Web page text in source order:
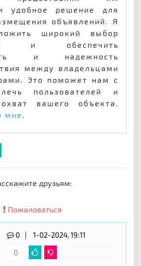
удобное решение для
объявлений. Я
широкий выбор
и обеспечить
и надежность
между владельцами
Это поможет нам с
пользователей и
вашего объекта.
мне .
друзьям:
Пожаловаться
0
1-02-2024, 19:11
0